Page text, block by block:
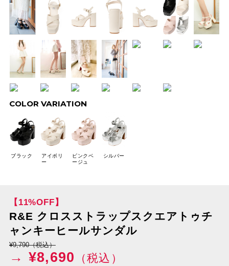
COLOR VARIATION
ブラック
アイボリ
ー
ピンクベ
ージュ
シルバー
【11%OFF】
R&E クロスストラップスクエアトゥチ
ャンキーヒールサンダル
¥9,790（税込）
→ ¥8,690 （税込）